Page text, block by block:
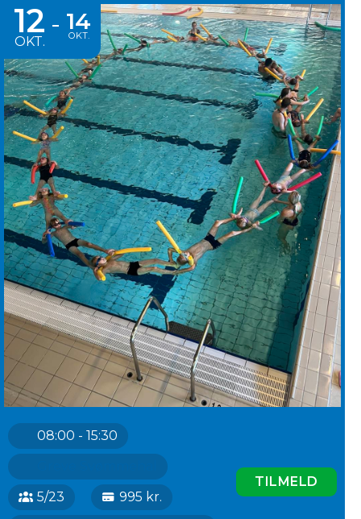
12
OKT.
- 14
OKT.
08:00 - 15:30
5/23
995 kr.
TILMELD